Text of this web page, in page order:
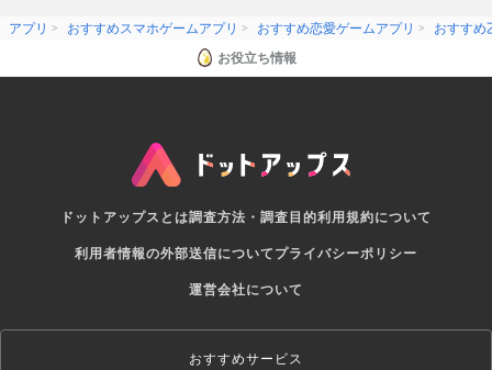
アプリ おすすめスマホゲームアプリ おすすめ恋愛ゲームアプリ
おすすめ
お役立ち情報
ドットアップスとは調査方法・調査目的利用規約について
利用者情報の外部送信についてプライバシーポリシー
運営会社について
おすすめサービス